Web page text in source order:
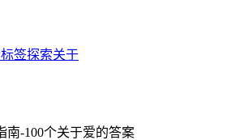
标签探索关于
南-100个关于爱的答案